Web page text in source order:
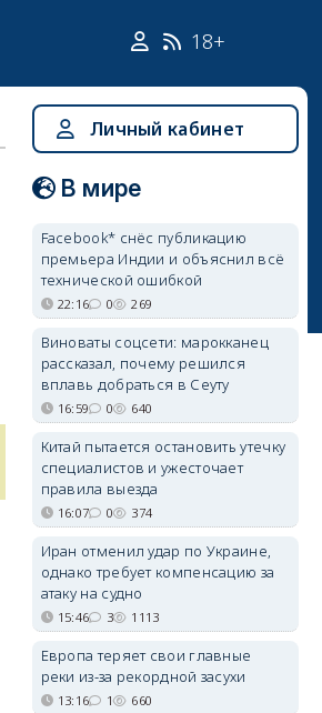
18+
Личный кабинет
В мире
Facebook* снёс публикацию
премьера Индии и объяснил всё
технической ошибкой
22:16 0 269
Виноваты соцсети: марокканец
рассказал, почему решился
вплавь добраться в Сеуту
16:59 0 640
Китай пытается остановить утечку
специалистов и ужесточает
правила выезда
16:07 0 374
Иран отменил удар по Украине,
однако требует компенсацию за
атаку на судно
15:46 3 1113
Европа теряет свои главные
реки из-за рекордной засухи
13:16 1 660